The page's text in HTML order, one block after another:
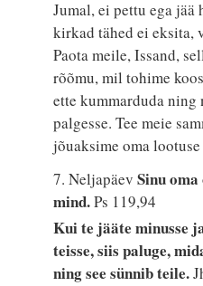
Jumal, ei pettu ega jää
kirkad tähed ei eksita,
Paota meile, Issand,
rõõmu, mil tohime
ette kummarduda ning
palgesse. Tee meie
jõuaksime oma
7. NeljapäevSinu
mind.Ps 119,94
Kui te jääte minusse
teisse, siis paluge,
ning see sünnib teile.